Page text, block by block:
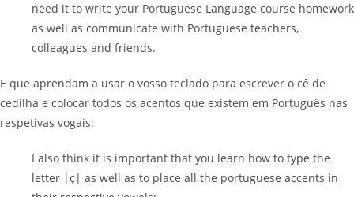
need it to write your Portuguese Language course homework
as well as communicate with Portuguese teachers,
colleagues and friends.
E que aprendam a usar o vosso teclado para escrever o cê de
cedilha e colocar todos os acentos que existem em Português nas
respetivas vogais:
I also think it is important that you learn how to type the
letter |ç| as well as to place all the portuguese accents in